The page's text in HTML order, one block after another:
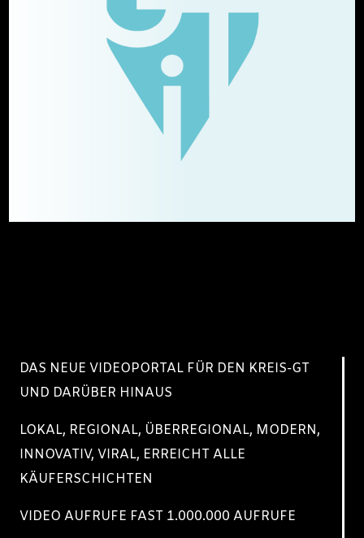
DAS NEUE VIDEOPORTAL FÜR DEN KREIS-GT
UND DARÜBER HINAUS
LOKAL, REGIONAL, ÜBERREGIONAL, MODERN,
INNOVATIV, VIRAL, ERREICHT ALLE
KÄUFERSCHICHTEN
VIDEO AUFRUFE FAST 1.000.000 AUFRUFE